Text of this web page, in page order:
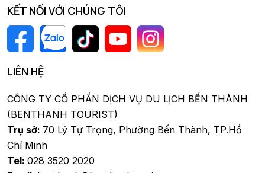
KẾT NỐI VỚI CHÚNG TÔI
LIÊN HỆ
CÔNG TY CỔ PHẦN DỊCH VỤ DU LỊCH BẾN THÀNH
(BENTHANH TOURIST)
Trụ sở: 70 Lý Tự Trọng, Phường Bến Thành, TP.Hồ
Chí Minh
Tel: 028 3520 2020